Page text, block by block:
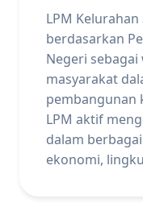
LPM
berdasarkan
Negeri
masyarakat
pembangunan
LPM aktif
dalam
ekonomi,